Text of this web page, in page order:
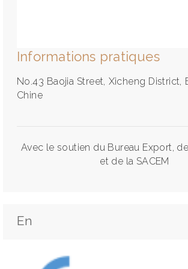
Informations pratiques
No.43 Baojia Street, Xicheng District,
Chine
Avec le soutien du Bureau Export,
et de la SACEM
En